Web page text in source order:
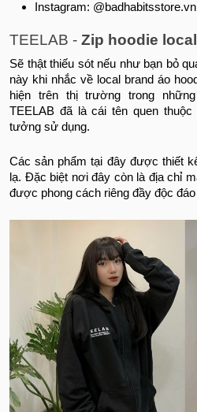
Instagram: @badhabitsstore.vn
TEELAB - Zip hoodie
Sẽ thật thiếu sót nếu như bạn bỏ
này khi nhắc về local brand áo
hiện trên thị trường trong
TEELAB đã là cái tên quen
tưởng sử dụng.
Các sản phẩm tại đây được thiết
lạ. Đặc biệt nơi đây còn là địa chỉ
được phong cách riêng đầy độc